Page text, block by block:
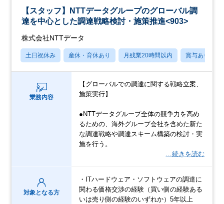
【スタッフ】NTTデータグループのグローバル調
達を中心とした調達戦略検討・施策推進<903>
株式会社NTTデータ
土日祝休み 産休・育休あり 月残業20時間以内 賞与あり
業務内容
【グローバルでの調達に関する戦略立案、
施策実行】
●NTTデータグループ全体の競争力を高め
るための、海外グループ会社を含めた新た
な調達戦略や調達スキーム構築の検討・実
施を行う。
…続きを読む
対象となる方
・ITハードウェア・ソフトウェアの調達に
関わる価格交渉の経験（買い側の経験ある
いは売り側の経験のいずれか）5年以上